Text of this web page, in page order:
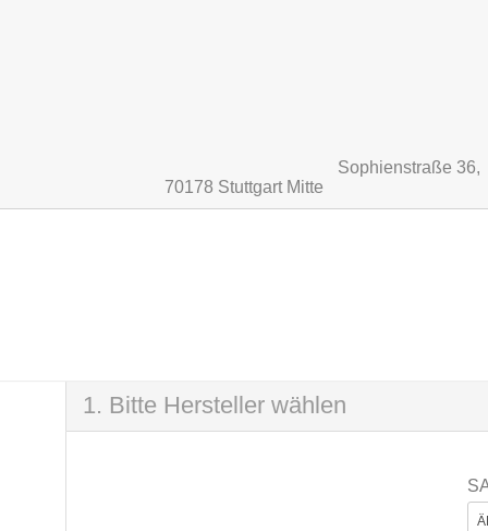
Sophienstraße 36,
70178 Stuttgart Mitte
1. Bitte Hersteller wählen